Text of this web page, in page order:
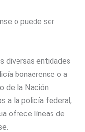
o puede ser
diversas entidades
bonaerense o a
de la Nación
a la policía federal,
ofrece líneas de